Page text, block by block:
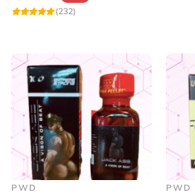
(232)
PWD PWD